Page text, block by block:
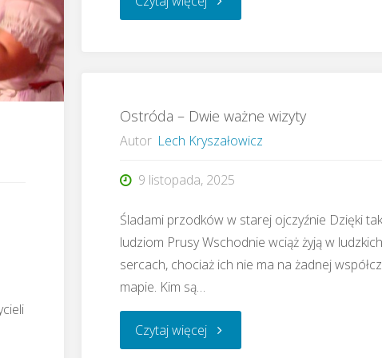
adwentowe
tylko"
Ostróda – Dwie ważne wizyty
Autor Lech Kryszałowicz
9 listopada, 2025
Śladami przodków w starej ojczyźnie Dzięki
ludziom Prusy Wschodnie wciąż żyją w ludzkich
sercach, chociaż ich nie ma na żadnej
mapie. Kim są…
Czytaj więcej"Ostróda